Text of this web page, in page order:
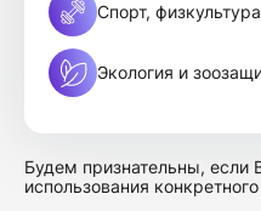
Спорт,
Экология и
Будем признательны, если
использования